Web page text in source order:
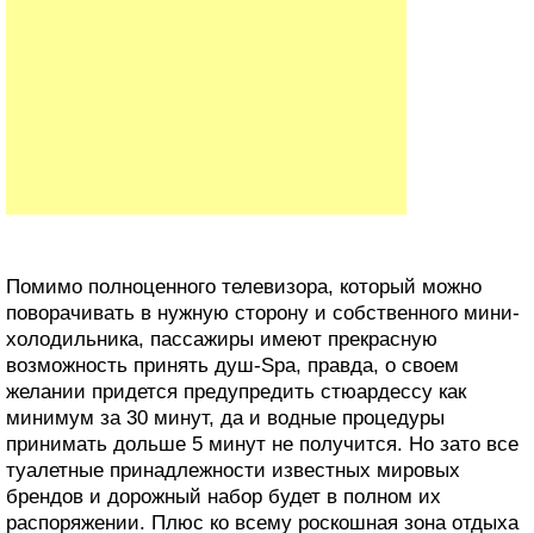
Помимо полноценного телевизора, который можно
поворачивать в нужную сторону и собственного мини-
холодильника, пассажиры имеют прекрасную
возможность принять душ-Spa, правда, о своем
желании придется предупредить стюардессу как
минимум за 30 минут, да и водные процедуры
принимать дольше 5 минут не получится. Но зато все
туалетные принадлежности известных мировых
брендов и дорожный набор будет в полном их
распоряжении. Плюс ко всему роскошная зона отдыха